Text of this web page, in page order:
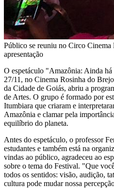
Público se reuniu no Circo Cinema
apresentação
O espetáculo "Amazônia: Ainda
27/11, no Cinema Rosinha do
da Cidade de Goiás, abriu a
de Artes. O grupo é formado por
Itumbiara que criaram e
Amazônia e clamar pela
equilíbrio do planeta.
Antes do espetáculo, o professor
estudantes e também está na
vindas ao público, agradeceu ao
sobre o tema do Festival. "Que
todos os sentidos: visão, audição,
cultura pode mudar nossa